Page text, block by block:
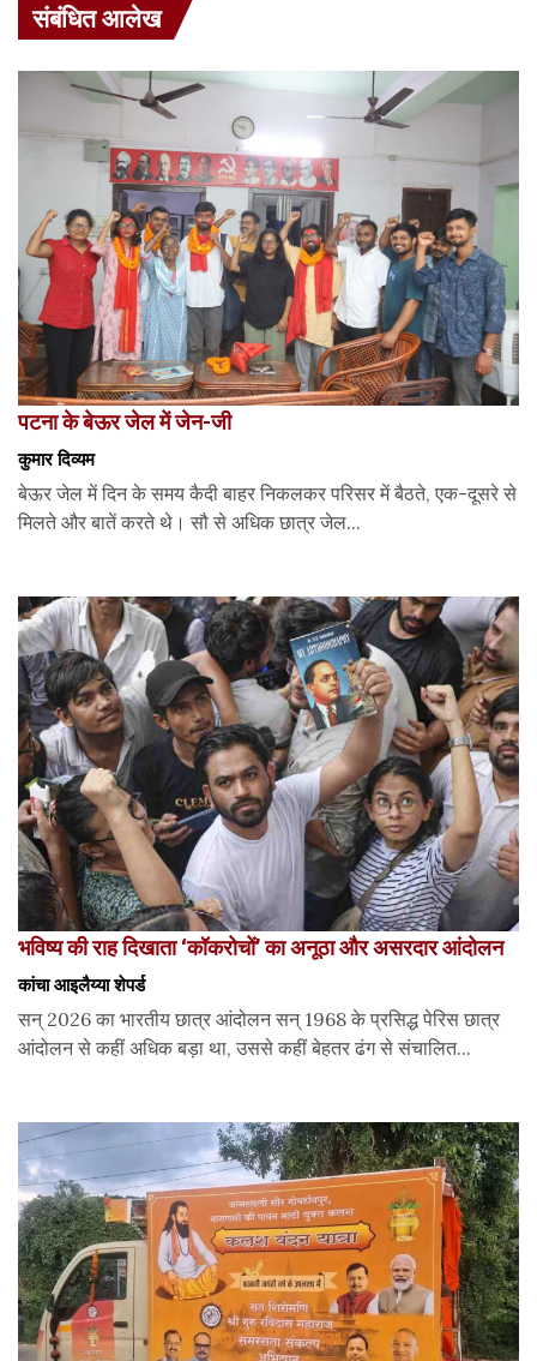
संबंधित आलेख
पटना के बेऊर जेल में जेन-जी
कुमार दिव्यम
बेऊर जेल में दिन के समय कैदी बाहर निकलकर परिसर में बैठते, एक-दूसरे से
मिलते और बातें करते थे। सौ से अधिक छात्र जेल...
भविष्य की राह दिखाता ‘कॉकरोचों’ का अनूठा और असरदार आंदोलन
कांचा आइलैय्या शेपर्ड
सन् 2026 का भारतीय छात्र आंदोलन सन् 1968 के प्रसिद्ध पेरिस छात्र
आंदोलन से कहीं अधिक बड़ा था, उससे कहीं बेहतर ढंग से संचालित...